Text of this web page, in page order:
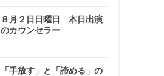
８月２日日曜日 本日出演
のカウンセラー
「手放す」と「諦める」の